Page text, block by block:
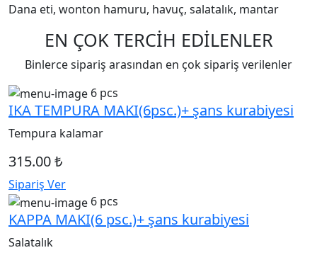
Dana eti, wonton hamuru, havuç, salatalık, mantar
EN ÇOK TERCİH EDİLENLER
Binlerce sipariş arasından en çok sipariş verilenler
6 pcs
IKA TEMPURA MAKI(6psc.)+ şans kurabiyesi
Tempura kalamar
315.00 ₺
Sipariş Ver
6 pcs
KAPPA MAKI(6 psc.)+ şans kurabiyesi
Salatalık